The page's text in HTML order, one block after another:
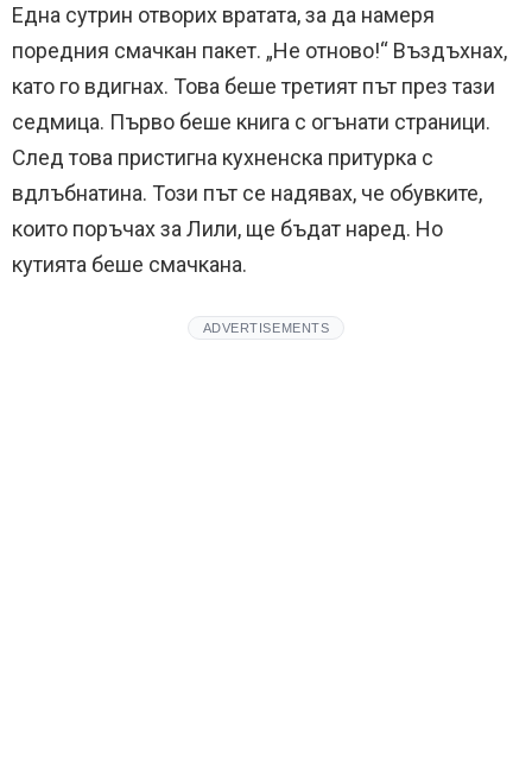
Една сутрин отворих вратата, за да намеря
поредния смачкан пакет. „Не отново!“ Въздъхнах,
като го вдигнах. Това беше третият път през тази
седмица. Първо беше книга с огънати страници.
След това пристигна кухненска притурка с
вдлъбнатина. Този път се надявах, че обувките,
които поръчах за Лили, ще бъдат наред. Но
кутията беше смачкана.
ADVERTISEMENTS